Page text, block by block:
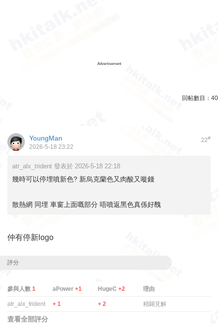
Advertisement
回帖數目： 40
22#
YoungMan
2026-5-18 23:22
atr_alx_trident 發表於 2026-5-18 22:18
幾時可以停埋噴新色? 新烏克蘭色又肉酸又嘥錢
散熱網 同埋 車窗上面嘅部分 唔噴返黑色真係好醜
仲有停新logo
評分
參與人數 1 aPower +1 HugeC +2 理由
atr_alx_trident + 1 + 2 精闢見解
查看全部評分